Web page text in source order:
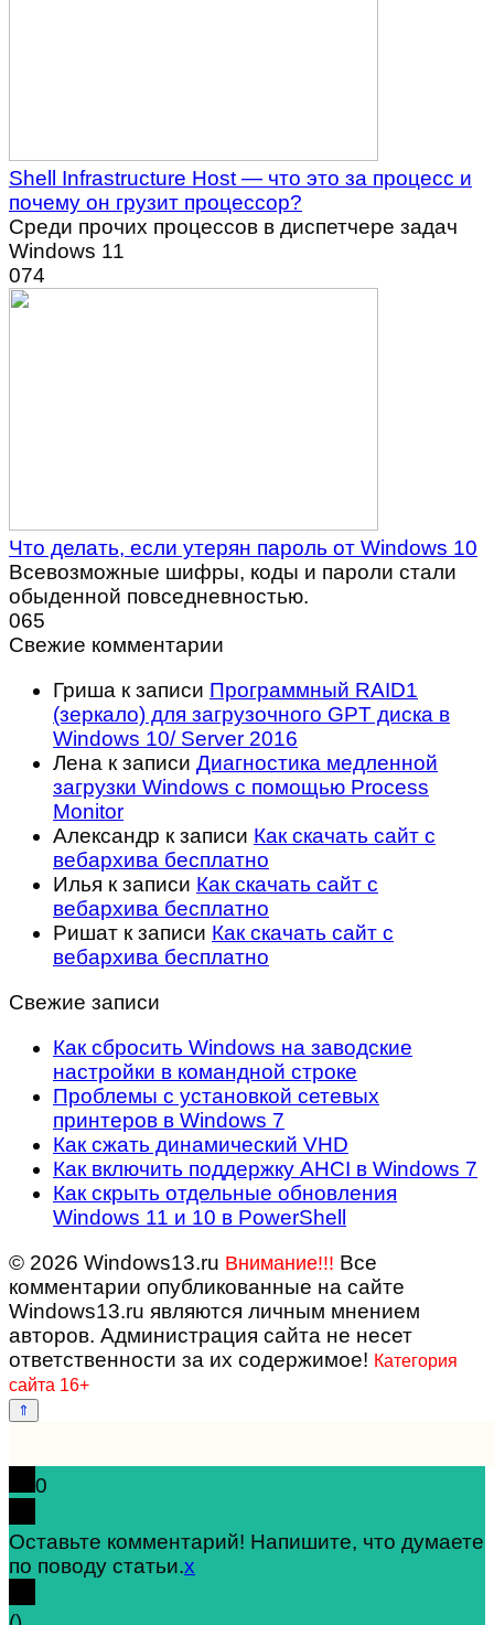
Shell Infrastructure Host — что это за процесс и
почему он грузит процессор?
Среди прочих процессов в диспетчере задач
Windows 11
074
Что делать, если утерян пароль от Windows 10
Всевозможные шифры, коды и пароли стали
обыденной повседневностью.
065
Свежие комментарии
Гриша к записи Программный RAID1
(зеркало) для загрузочного GPT диска в
Windows 10/ Server 2016
Лена к записи Диагностика медленной
загрузки Windows с помощью Process
Monitor
Александр к записи Как скачать сайт с
вебархива бесплатно
Илья к записи Как скачать сайт с
вебархива бесплатно
Ришат к записи Как скачать сайт с
вебархива бесплатно
Свежие записи
Как сбросить Windows на заводские
настройки в командной строке
Проблемы с установкой сетевых
принтеров в Windows 7
Как сжать динамический VHD
Как включить поддержку AHCI в Windows 7
Как скрыть отдельные обновления
Windows 11 и 10 в PowerShell
© 2026 Windows13.ru Внимание!!! Все
комментарии опубликованные на сайте
Windows13.ru являются личным мнением
авторов. Администрация сайта не несет
ответственности за их содержимое! Категория
сайта 16+
0
Оставьте комментарий! Напишите, что думаете
по поводу статьи.x